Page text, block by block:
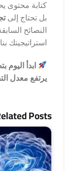
كتابة محتوى
بل تحتاج إلى
النصائح
استراتيجيتك
ابدأ
يرتفع معدل
Posts: